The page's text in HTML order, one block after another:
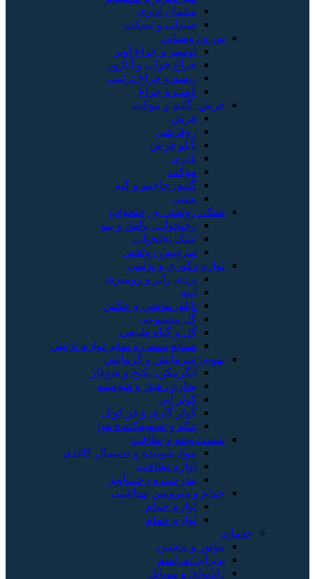
مبلمان اداری
صندلی و نیمکت
نور و روشنایی
لوستر و چراغ آویز
چراغ خواب و آباژور
ریسه و چراغ تزئینی
لامپ و چراغ
فرش، گلیم و موکت
فرش
روفرشی
تابلو فرش
پادری
موکت
گلیم، جاجیم و گبه
پشتی
تشک، روتختی و رختخواب
رختخواب، بالش و پتو
تشک تختخواب
سرویس روتختی
لوازم دکوری و تزئینی
پرده، رانر و رومیزی
آینه
تابلو، نقاشی و عکس
گل مصنوعی
گل و گیاه طبیعی
صنایع دستی و سایر لوازم تزئینی
تهویه، سرمایش و گرمایش
آبگرمکن، پکیج و شوفاژ
بخاری، هیتر و شومینه
کولر آبی
کولر گازی و فن‌کوئل
پنکه و تصفیه‌کنندهٔ هوا
شست‌وشو و نظافت
مواد شوینده و دستمال کاغذی
لوازم نظافت
بندرخت و رخت‌آویز
حمام و سرویس بهداشتی
لوازم حمام
لوازم حمام
خدمات
موتور و ماشین
پذیرایی/مراسم
رایانه‌ای و موبایل